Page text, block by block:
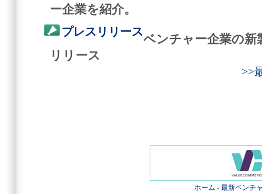
ー企業を紹介。
プレスリリース
ベンチャー企業の新
リリース
>>
ホーム - 最新ベンチ